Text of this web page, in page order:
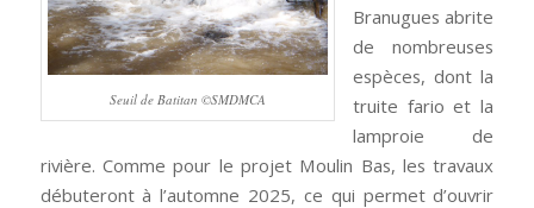
Seuil de Batitan ©SMDMCA
Branugues abrite
de nombreuses
espèces, dont la
truite fario et la
lamproie de
rivière. Comme pour le projet Moulin Bas, les travaux
débuteront à l’automne 2025, ce qui permet d’ouvrir